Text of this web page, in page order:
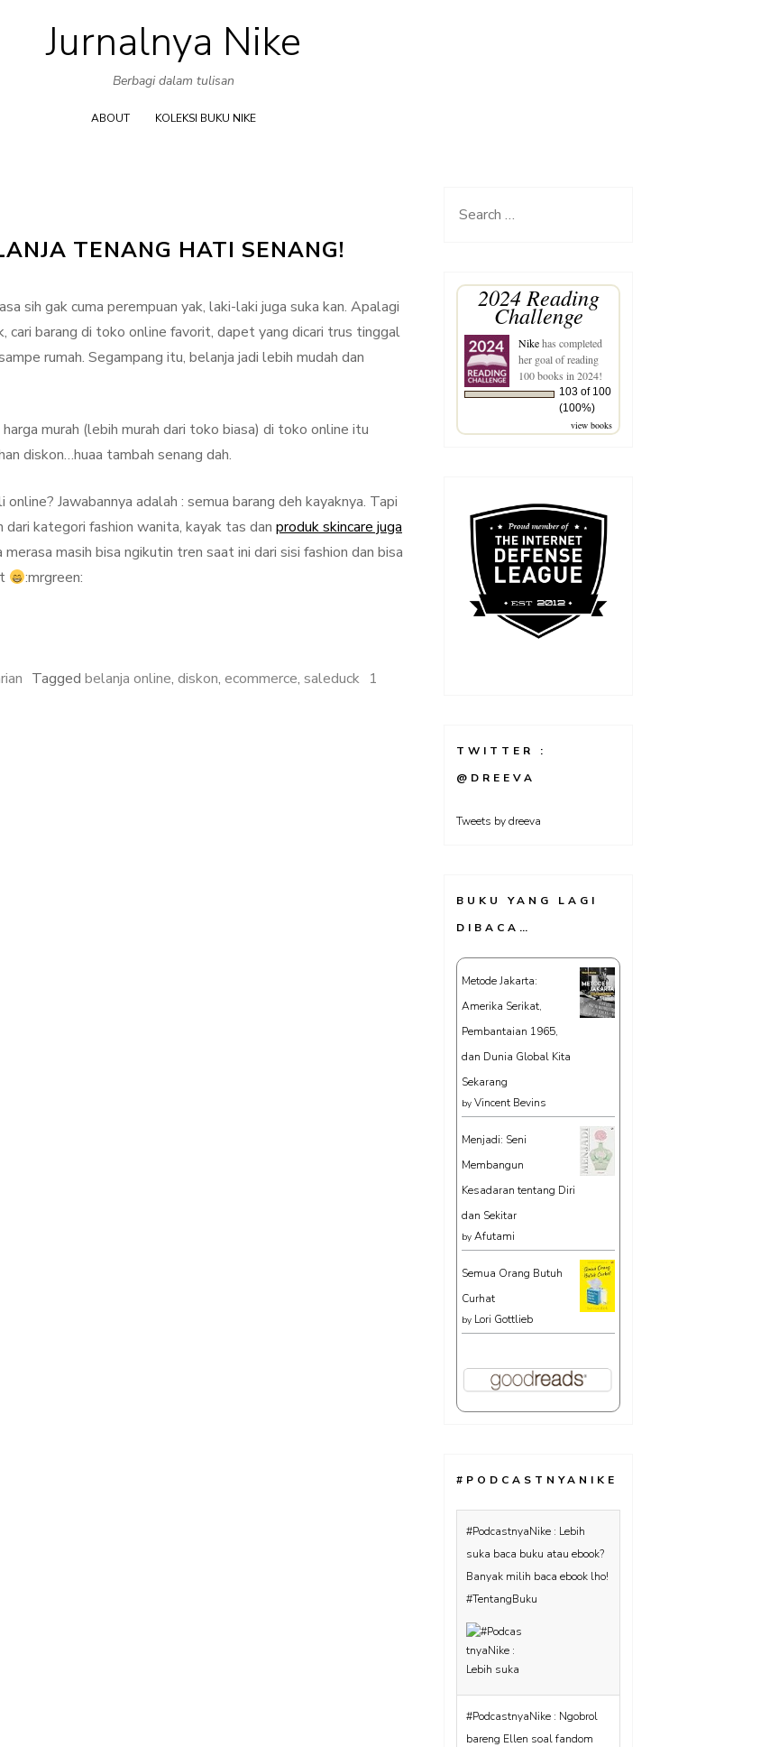
Skip
to
content
Jurnalnya Nike
Berbagi dalam tulisan
ABOUT KOLEKSI BUKU NIKE
TENANG HATI SENANG!
sih gak cuma perempuan yak, laki-laki juga suka kan. Apalagi
cari barang di toko online favorit, dapet yang dicari trus tinggal
rumah. Segampang itu, belanja jadi lebih mudah dan
murah (lebih murah dari toko biasa) di toko online itu
diskon…huaa tambah senang dah.
Jawabannya adalah : semua barang deh kayaknya. Tapi
kategori fashion wanita, kayak tas dan produk skincare juga
masih bisa ngikutin tren saat ini dari sisi fashion dan bisa
:mrgreen:
Tagged belanja online, diskon, ecommerce, saleduck 1
Search
2024 Reading
Challenge
Nikehas completed
her goal of reading
100 books in 2024!
103 of 100
(100%)
view books
TWITTER :
@DREEVA
Tweets by dreeva
BUKU YANG LAGI
DIBACA…
Metode Jakarta:
Amerika Serikat,
Pembantaian 1965,
dan Dunia Global Kita
Sekarang
by Vincent Bevins
Menjadi: Seni
Membangun
Kesadaran tentang Diri
dan Sekitar
by Afutami
Semua Orang Butuh
Curhat
by Lori Gottlieb
#PODCASTNYANIKE
#PodcastnyaNike : Lebih
suka baca buku atau ebook?
Banyak milih baca ebook lho!
#TentangBuku
#PodcastnyaNike : Ngobrol
bareng Ellen soal fandom